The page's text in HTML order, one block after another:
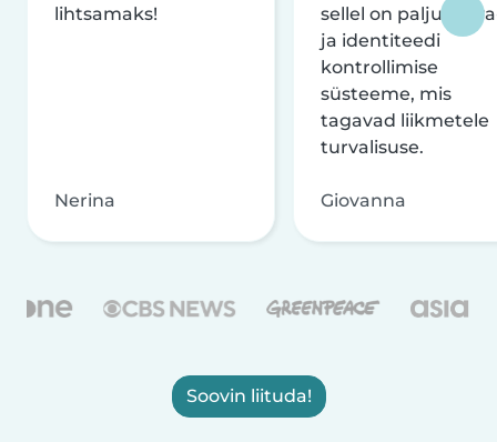
lihtsamaks!
Nerina
sellel on palju
ja identiteedi
kontrollimise
süsteeme, mis
tagavad liikmetele
turvalisuse.
Giovanna
Soovin liituda!